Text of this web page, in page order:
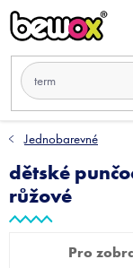
Přejít
na
Jednobarevné
dětské
růžové
Pro